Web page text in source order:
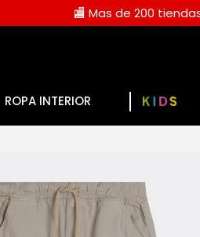
🏬 Mas de 200
ROPA INTERIOR